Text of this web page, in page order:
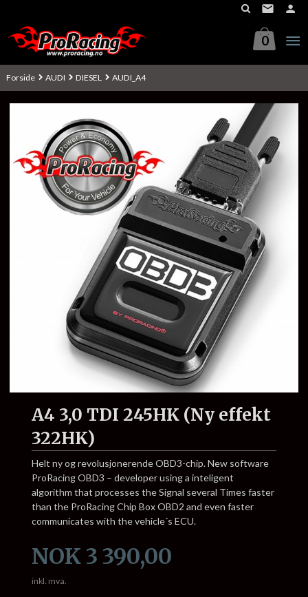
innholdet
0
Forside AUDI DIESEL AUDI_A4
A4 3,0 TDI 245HK (Ny effekt
322HK)
Helt ny og revolusjonerende OBD3-chip. New software
ProRacing OBD3 – developer using a inteligent
algorithm that processes the Signal several Times faster
than the ProRacing Chip Box OBD2 and even faster
communicates with the vehicle´s ECU.
Pris
NOK 3 390,00
inkl. mva.